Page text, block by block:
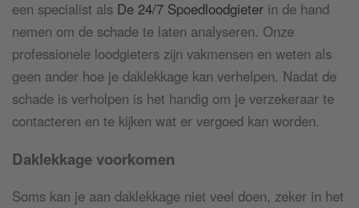
een specialist als De 24/7 Spoedloodgieter in de hand
nemen om de schade te laten analyseren. Onze
professionele loodgieters zijn vakmensen en weten als
geen ander hoe je daklekkage kan verhelpen. Nadat de
schade is verholpen is het handig om je verzekeraar te
contacteren en te kijken wat er vergoed kan worden.
Daklekkage voorkomen
Soms kan je aan daklekkage niet veel doen, zeker in het